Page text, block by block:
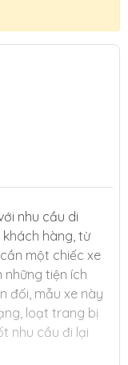
nhu cầu di
hàng, từ
một chiếc xe
những tiện ích
đối, mẫu xe này
loạt trang bị
nhu cầu đi lại